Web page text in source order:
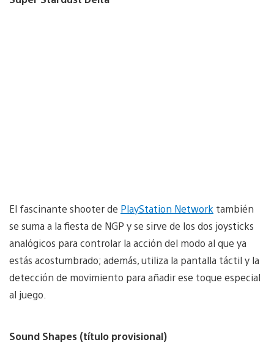
El fascinante shooter de PlayStation Network también
se suma a la fiesta de NGP y se sirve de los dos joysticks
analógicos para controlar la acción del modo al que ya
estás acostumbrado; además, utiliza la pantalla táctil y la
detección de movimiento para añadir ese toque especial
al juego.
Sound Shapes (título provisional)